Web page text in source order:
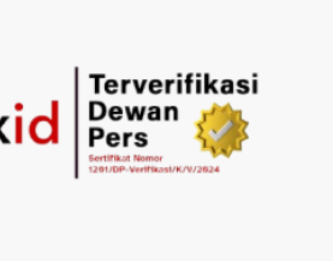
AI Factory Perkuat Posisi